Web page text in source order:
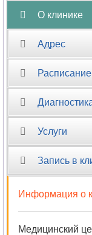
О клинике
Адрес
Расписание
Услуги
Запись в
Информация о
Медицинский